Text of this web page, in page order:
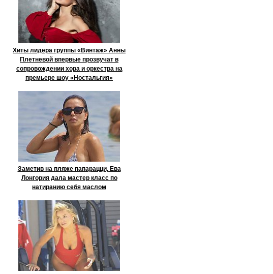
Хиты лидера группы «Винтаж» Анны
Плетневой впервые прозвучат в
сопровождении хора и оркестра на
премьере шоу «Ностальгия»
Заметив на пляже папарацци, Ева
Лонгория дала мастер класс по
натиранию себя маслом